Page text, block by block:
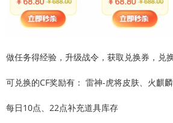
做任务得经验，升级战令，获取兑换券，兑换
可兑换的CF奖励有： 雷神-虎将皮肤、火麒
每日10点、22点补充道具库存